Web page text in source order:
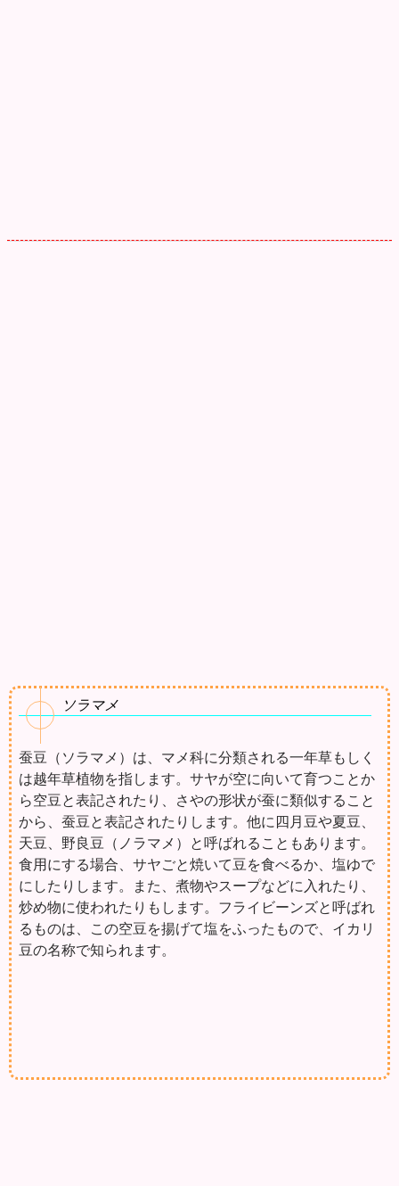
ソラマメ
蚕豆（ソラマメ）は、マメ科に分類される一年草もしく
は越年草植物を指します。サヤが空に向いて育つことか
ら空豆と表記されたり、さやの形状が蚕に類似すること
から、蚕豆と表記されたりします。他に四月豆や夏豆、
天豆、野良豆（ノラマメ）と呼ばれることもあります。
食用にする場合、サヤごと焼いて豆を食べるか、塩ゆで
にしたりします。また、煮物やスープなどに入れたり、
炒め物に使われたりもします。フライビーンズと呼ばれ
るものは、この空豆を揚げて塩をふったもので、イカリ
豆の名称で知られます。